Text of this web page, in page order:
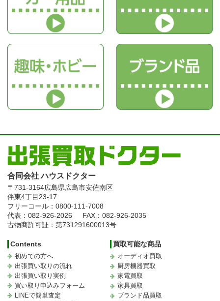
合同会社 ハウスドクター
〒731-3164広島県広島市安佐南区
伴東4丁目23-17
フリーコール：0800-111-7008
代表：082-926-2026
FAX：082-926-2035
古物商許可証：第731291600013号
Contents
初めての方へ
出張買い取りの流れ
出張買い取り実例
買い取り申込みフォーム
LINEで簡単査定
買取可能な商品
オーディオ買取
厨房機器買取
家電買取
家具買取
ブランド品買取